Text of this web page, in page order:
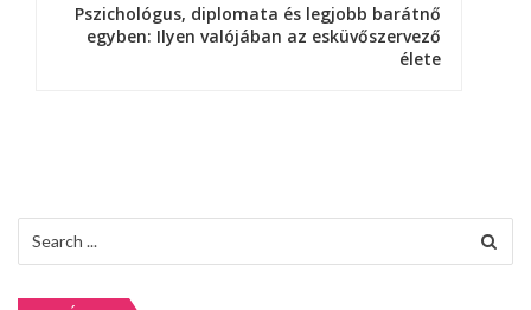
n
a
Pszichológus, diplomata és legjobb barátnő
egyben: Ilyen valójában az esküvőszervező
élete
for: